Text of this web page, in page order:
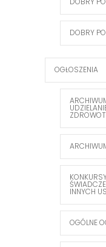
DOBRY
OGŁOSZENIA
INNYCH
OGÓLNE